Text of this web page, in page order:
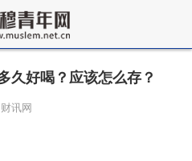
久好喝？应该怎么存？
讯网